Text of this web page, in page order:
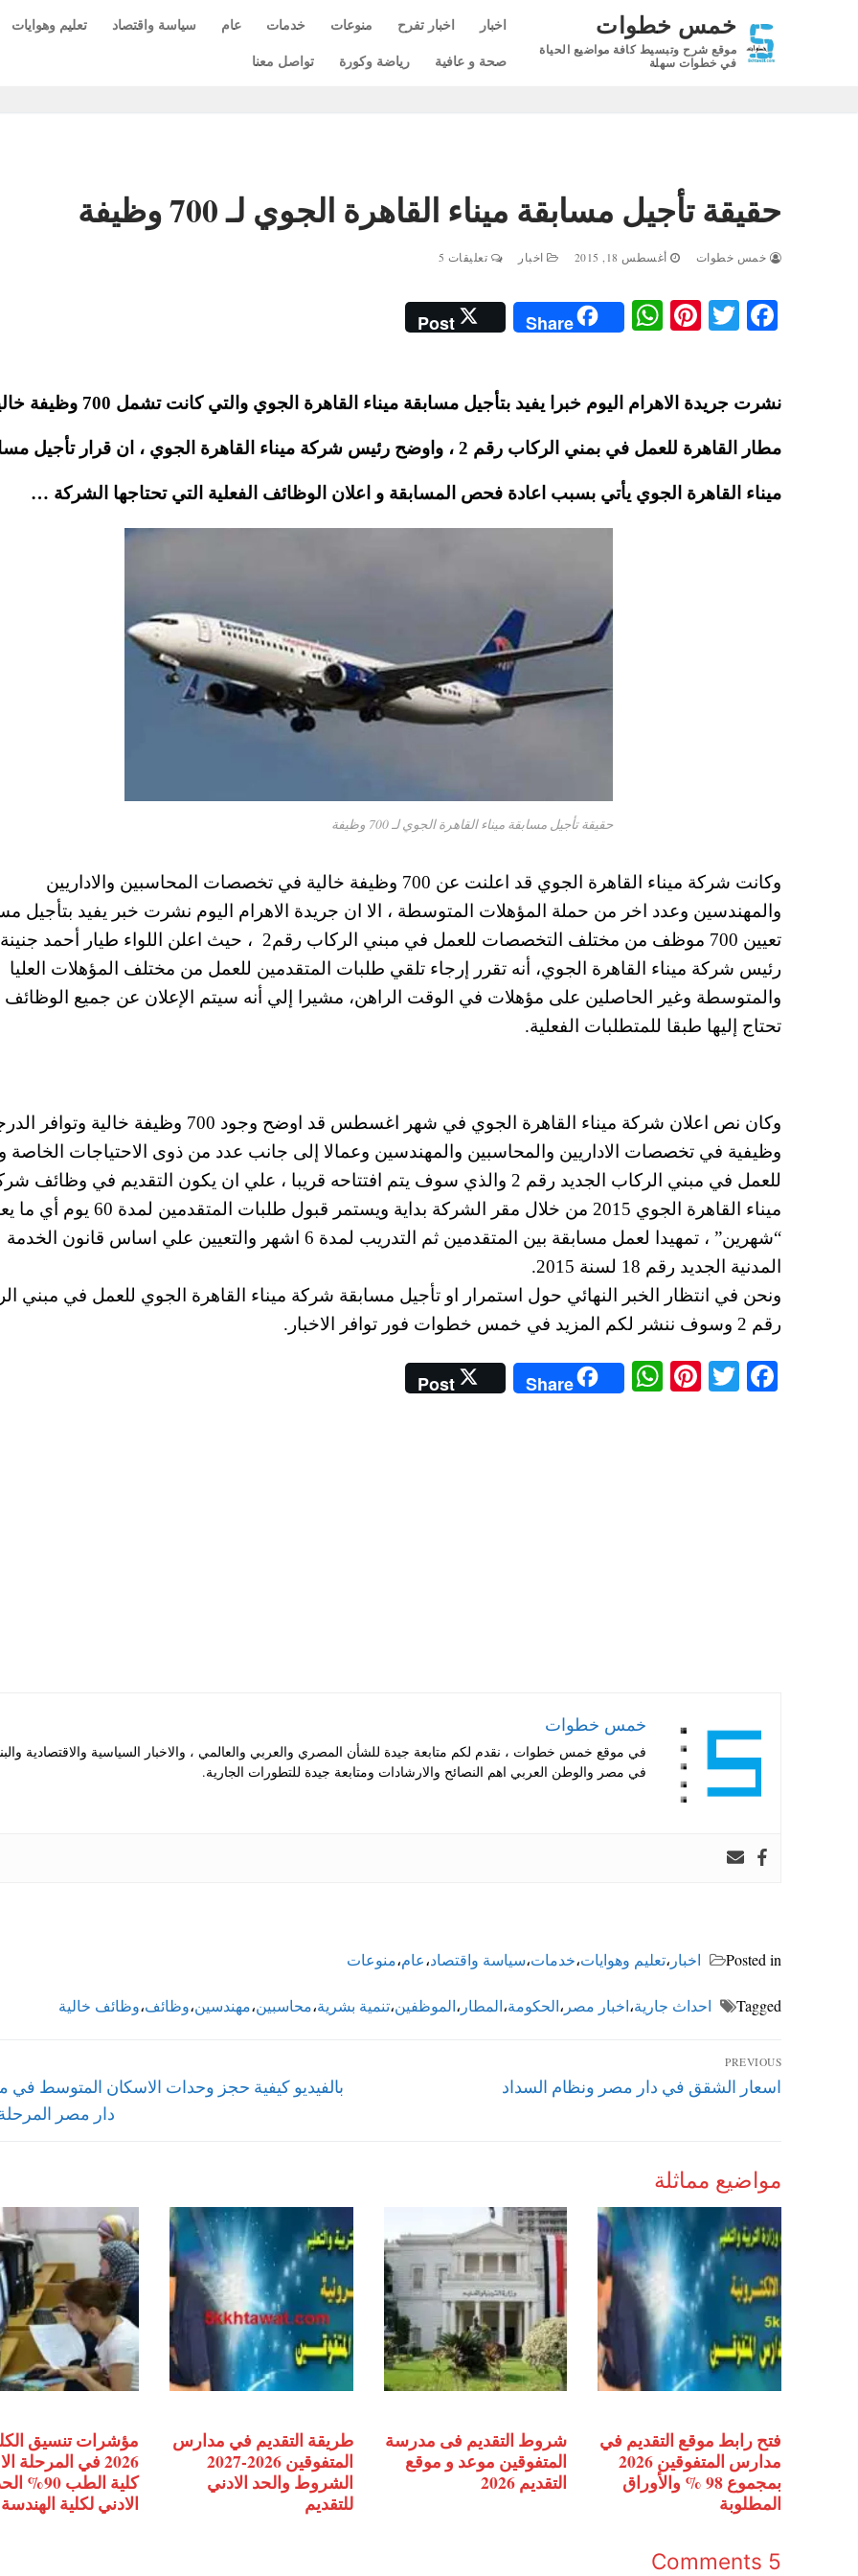
خمس خطوات
موقع شرح وتبسيط كافة مواضيع الحياة
في خطوات سهلة
اخبار اخبار تفرح منوعات خدمات عام سياسة واقتصاد
تعليم وهوايات
صحة و عافية
رياضة وكورة تواصل معنا
حقيقة تأجيل مسابقة ميناء القاهرة الجوي لـ 700 وظيفة
خمس خطوات أغسطس 18, 2015 اخبار تعليقات 5
Fa
ok
T
r
Pi
es
t
W
ha
A
pp
Share
Post
نشرت جريدة الاهرام اليوم خبرا يفيد بتأجيل مسابقة ميناء القاهرة
مطار القاهرة للعمل في بمني الركاب رقم 2 ، واوضح رئيس شركة ميناء القاهرة الجوي ، ان قرار تأجيل
ميناء القاهرة الجوي يأتي بسبب اعادة فحص المسابقة و اعلان الوظائف الفعلية التي تحتاجها الشركة …
حقيقة تأجيل مسابقة ميناء القاهرة الجوي لـ 700 وظيفة
وكانت شركة ميناء القاهرة الجوي قد اعلنت عن 700 وظيفة خالية في تخصصات المحاسبين والاداريين
والمهندسين وعدد اخر من حملة المؤهلات المتوسطة ، الا ان جريدة الاهرام اليوم نشرت خبر يفيد بتأجيل
تعيين 700 موظف من مختلف التخصصات للعمل في مبني الركاب رقم2 ، حيث اعلن اللواء طيار أحمد جنينة
رئيس شركة ميناء القاهرة الجوي، أنه تقرر إرجاء تلقي طلبات المتقدمين للعمل من مختلف المؤهلات العليا
والمتوسطة وغير الحاصلين على مؤهلات في الوقت الراهن، مشيرا إلي أنه سيتم الإعلان عن جميع الوظائف
تحتاج إليها طبقا للمتطلبات الفعلية.
وكان نص اعلان شركة ميناء القاهرة الجوي في شهر اغسطس قد اوضح وجود 700 وظيفة خالية
وظيفية في تخصصات الاداريين والمحاسبين والمهندسين وعمالا إلى جانب عدد من ذوى الاحتياجات الخاصة
للعمل في مبني الركاب الجديد رقم 2 والذي سوف يتم افتتاحه قريبا ، علي ان يكون التقديم في وظائف
ميناء القاهرة الجوي 2015 من خلال مقر الشركة بداية ويستمر قبول طلبات
“شهرين” ، تمهيدا لعمل مسابقة بين المتقدمين ثم التدريب لمدة 6 اشهر والتعيين علي اساس قانون الخدمة
المدنية الجديد رقم 18 لسنة 2015.
ونحن في انتظار الخبر النهائي حول استمرار او تأجيل مسابقة شركة ميناء القاهرة الجوي للعمل في مبني
رقم 2 وسوف ننشر لكم المزيد في خمس خطوات فور توافر الاخبار.
Fa
T
Pi
W
ha
Share
Post
خمس خطوات
في موقع خمس خطوات ، نقدم لكم متابعة جيدة للشأن المصري والعربي والعالمي ، والاخبار السياسية والاقتصادية
في مصر والوطن العربي اهم النصائح والارشادات ومتابعة جيدة للتطورات الجارية.
Posted in اخبار ،تعليم وهوايات،خدمات،سياسة واقتصاد،عام،منوعات
Tagged احداث جارية،اخبار مصر ،الحكومة،المطار ،الموظفين،تنمية بشرية،محاسبين،مهندسين،وظائف،وظائف خالية
تصفّح
المقالات
PREVIOUS
Previous
اسعار الشقق في دار مصر ونظام السداد
Next
بالفيديو كيفية حجز وحدات الاسكان المتوسط
دار مصر المرحلة
مواضيع مماثلة
فتح رابط موقع التقديم في
مدارس المتفوقين 2026
بمجموع 98 % والأوراق
المطلوبة
شروط التقديم فى مدرسة
المتفوقين موعد و موقع
التقديم 2026
طريقة التقديم في مدارس
المتفوقين 2026-2027
الشروط والحد الادني
للتقديم
مؤشرات تنسيق
2026 في المرحلة
كلية الطب 90%
الادني لكلية الهندسة
5 Comments